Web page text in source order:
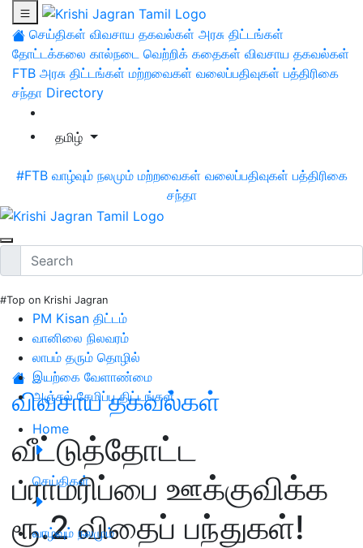
செய்திகள் விவசாய தகவல்கள் அரசு திட்டங்கள்
தோட்டக்கலை கால்நடை வெற்றிக் கதைகள் விவசாய தகவல்கள்
FTB அரசு திட்டங்கள் மற்றவைகள் வலைப்பதிவுகள் பத்திரிகை
சந்தா Directory
தமிழ்
#FTB வாழ்வும் நலமும் மற்றவைகள் வலைப்பதிவுகள் பத்திரிகை
சந்தா
#Top on Krishi Jagran
PM Kisan திட்டம்
வானிலை நிலவரம்
லாபம் தரும் தொழில்
இயற்கை வேளாண்மை
அஞ்சல் சேமிப்பு திட்டங்கள்
Home
செய்திகள்
வாழ்வும் நலமும்
விவசாய தகவல்கள்
வீட்டுத்தோட்ட
பராமரிப்பை ஊக்குவிக்க
ரூ.2 விதைப் பந்துகள்!